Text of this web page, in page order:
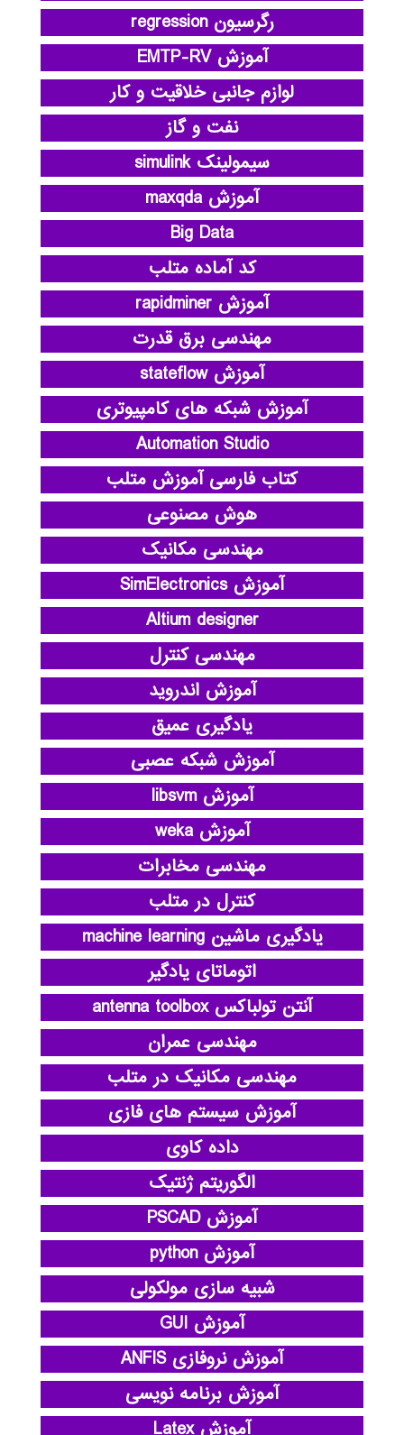
رگرسیون regression
آموزش EMTP-RV
لوازم جانبی خلاقیت و کار
نفت و گاز
سیمولینک simulink
آموزش maxqda
Big Data
کد آماده متلب
آموزش rapidminer
مهندسی برق قدرت
آموزش stateflow
آموزش شبکه های کامپیوتری
Automation Studio
کتاب فارسی آموزش متلب
هوش مصنوعی
مهندسی مکانیک
آموزش SimElectronics
Altium designer
مهندسی کنترل
آموزش اندروید
یادگیری عمیق
آموزش شبکه عصبی
آموزش libsvm
آموزش weka
مهندسی مخابرات
کنترل در متلب
یادگیری ماشین machine learning
اتوماتای یادگیر
آنتن تولباکس antenna toolbox
مهندسی عمران
مهندسی مکانیک در متلب
آموزش سیستم های فازی
داده کاوی
الگوریتم ژنتیک
آموزش PSCAD
آموزش python
شبیه سازی مولکولی
آموزش GUI
آموزش نروفازی ANFIS
آموزش برنامه نویسی
آموزش Latex